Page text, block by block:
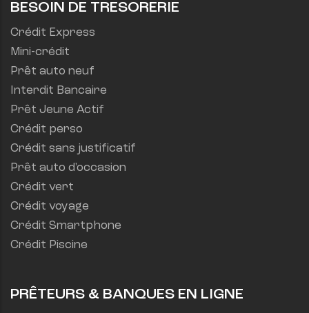
BESOIN DE TRESORERIE
Crédit Express
Mini-crédit
Prêt auto neuf
Interdit Bancaire
Prêt Jeune Actif
Crédit perso
Crédit sans justificatif
Prêt auto d'occasion
Crédit vert
Crédit voyage
Crédit Smartphone
Crédit Piscine
PRÊTEURS & BANQUES EN LIGNE